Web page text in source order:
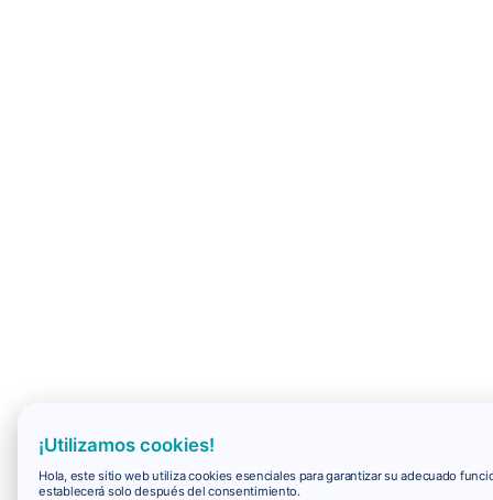
¡Utilizamos cookies!
Hola, este sitio web utiliza cookies esenciales para garantizar su adecuado
establecerá solo después del consentimiento.